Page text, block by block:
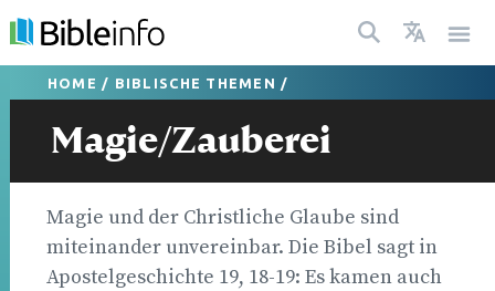
HOME / BIBLISCHE THEMEN /
Magie/Zauberei
Magie und der Christliche Glaube sind
miteinander unvereinbar. Die Bibel sagt in
Apostelgeschichte 19, 18-19: Es kamen auch